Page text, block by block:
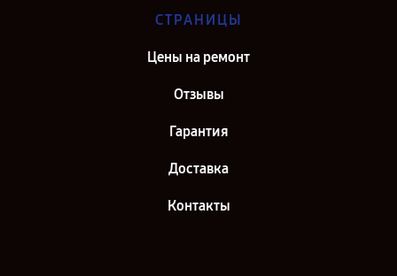
СТРАНИЦЫ
Цены на ремонт
Отзывы
Гарантия
Доставка
Контакты